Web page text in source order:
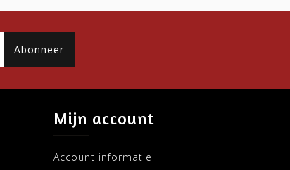
Abonneer
Mijn account
Account informatie